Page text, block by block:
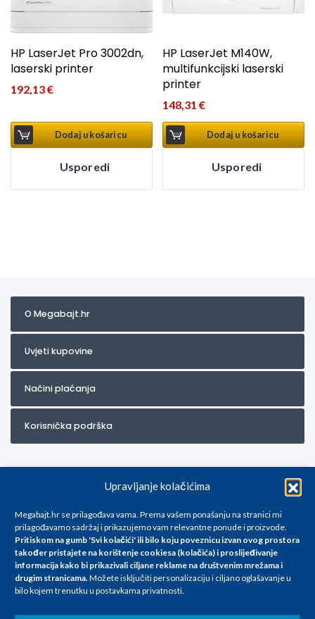
Upravljanje kolačićima
Megabajt.hr se prilagođava vama. Prema vašem ponašanju na stranici mi
prilagođavamo sadržaj i prikazujemo vam relevantne ponude i proizvode.
Pritiskom na gumb 'Svi kolačići' ili bilo koju poveznicu izvan ovog prostora
također pristajete na korištenje cookiesa (kolačića) i proslijeđivanje
informacija kako bi prikazivali ciljane reklame na društvenim mrežama i
drugim stranicama.Možete isključiti personalizaciju i ciljano oglašavanje u
bilo kojem trenutku u postavkama privatnosti.
HP LaserJet Pro 3002dn,
laserski printer
192,13€
Dodaj u košaricu
Usporedi
HP LaserJet M140W,
multifunkcijski laserski
printer
148,31€
Dodaj u košaricu
Usporedi
O Megabajt.hr
Uvjeti kupovine
Načini plaćanja
Korisnička podrška
Za artikle kojih trenutno nema u ponudi obratite nam se na
info@megabajt.hr. Sve cijene su informativnog karaktera i podložne su
promjenama, a
iskazane su za avansno plaćanje(gotovina) u Eurima i uključuju PDV. Sve
se razlikovati od cijena u našim poslovnicama. Trudimo se dati što bolji